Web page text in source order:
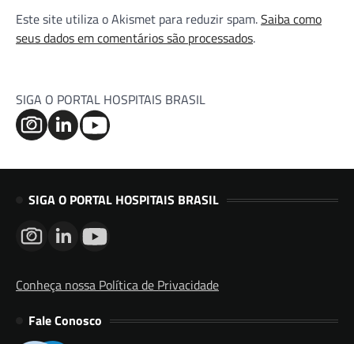
Este site utiliza o Akismet para reduzir spam.Saiba como
seus dados em comentários são processados.
SIGA O PORTAL HOSPITAIS BRASIL
SIGA O PORTAL HOSPITAIS BRASIL
Conheça nossa Política de Privacidade
Fale Conosco